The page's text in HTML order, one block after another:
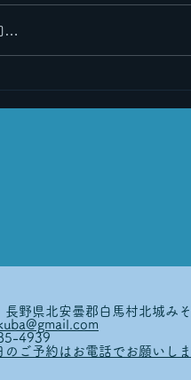
げで６周年を迎
…
野県北安曇郡白馬村北城み
4939
のご予約はお電話でお願いしま